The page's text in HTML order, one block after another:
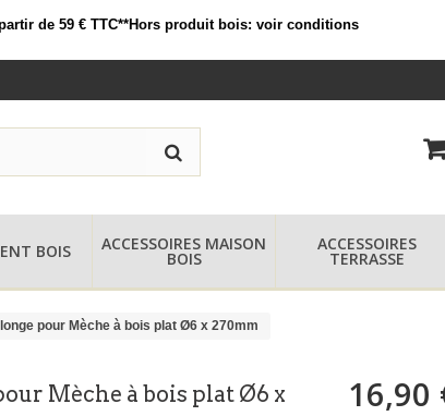
de 59 € TTC**Hors produit bois: voir conditions
BOIS ACCESSOIRES MAISON
BOIS
ACCESSOIRES
TERRASSE
pour Mèche à bois plat Ø6 x 270mm
Mèche à bois plat Ø6 x
16,90